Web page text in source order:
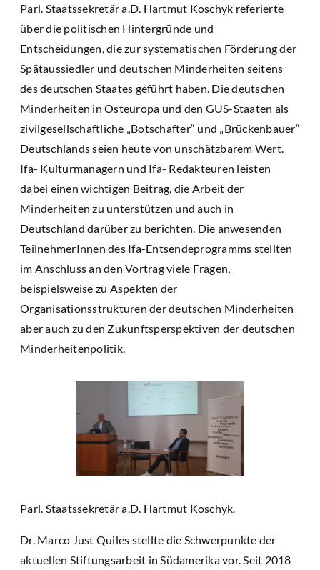
Parl. Staatssekretär a.D. Hartmut Koschyk referierte
über die politischen Hintergründe und
Entscheidungen, die zur systematischen Förderung der
Spätaussiedler und deutschen Minderheiten seitens
des deutschen Staates geführt haben. Die deutschen
Minderheiten in Osteuropa und den GUS-Staaten als
zivilgesellschaftliche „Botschafter“ und „Brückenbauer“
Deutschlands seien heute von unschätzbarem Wert.
Ifa- Kulturmanagern und Ifa- Redakteuren leisten
dabei einen wichtigen Beitrag, die Arbeit der
Minderheiten zu unterstützen und auch in
Deutschland darüber zu berichten. Die anwesenden
TeilnehmerInnen des Ifa-Entsendeprogramms stellten
im Anschluss an den Vortrag viele Fragen,
beispielsweise zu Aspekten der
Organisationsstrukturen der deutschen Minderheiten
aber auch zu den Zukunftsperspektiven der deutschen
Minderheitenpolitik.
Parl. Staatssekretär a.D. Hartmut Koschyk.
Dr. Marco Just Quiles stellte die Schwerpunkte der
aktuellen Stiftungsarbeit in Südamerika vor. Seit 2018